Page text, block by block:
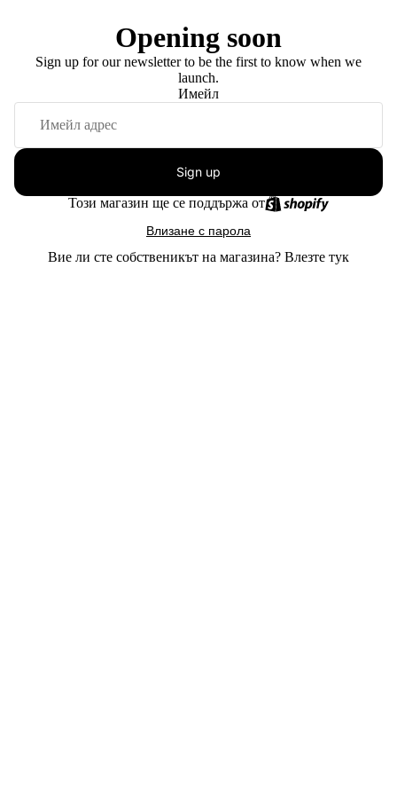
Opening soon
Sign up for our newsletter to be the first to know when we
launch.
Имейл
Sign up
Този магазин ще се поддържа от
Влизане с парола
Вие ли сте собственикът на магазина? Влезте тук